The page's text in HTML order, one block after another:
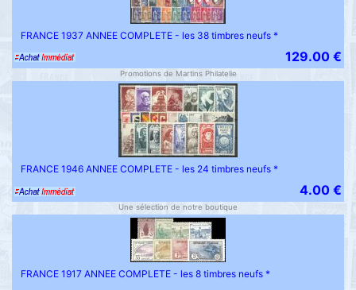
FRANCE 1937 ANNEE COMPLETE - les 38 timbres neufs *
129.00 €
Promotions de Martins Philatelie
FRANCE 1946 ANNEE COMPLETE - les 24 timbres neufs *
4.00 €
Une sélection de notre boutique
FRANCE 1917 ANNEE COMPLETE - les 8 timbres neufs *